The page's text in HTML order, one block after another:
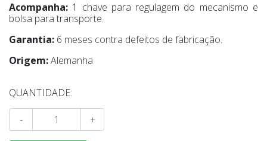
Acompanha: 1 chave para regulagem do mecanismo e
bolsa para transporte.
Garantia: 6 meses contra defeitos de fabricação.
Origem:Alemanha
QUANTIDADE:
- +